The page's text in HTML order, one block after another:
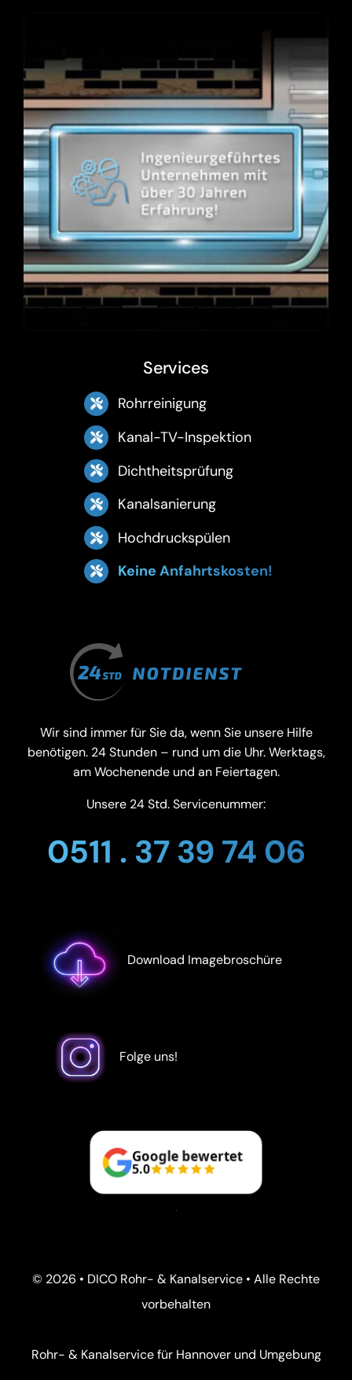
Services
Rohrreinigung
Kanal-TV-Inspektion
Dichtheitsprüfung
Kanalsanierung
Hochdruckspülen
Keine Anfahrtskosten!
Wir sind immer für Sie da, wenn Sie unsere Hilfe
benötigen. 24 Stunden – rund um die Uhr. Werktags,
am Wochenende und an Feiertagen.
Unsere 24 Std. Servicenummer:
0511 . 37 39 74 06
Download Imagebroschüre
Folge uns!
Google bewertet
5.0
© 2026 • DICO Rohr- & Kanalservice • Alle Rechte
vorbehalten
Rohr- & Kanalservice für Hannover und Umgebung